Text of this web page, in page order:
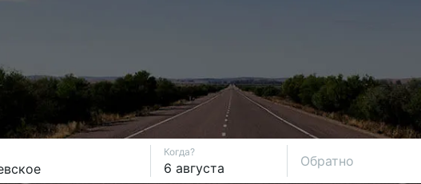
Когда?
Обратно